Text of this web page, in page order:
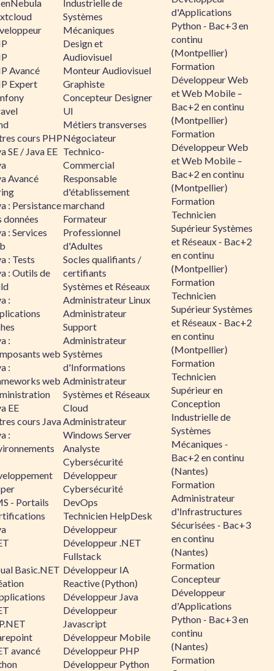
Avancé
Expert
cours PHP
SE / Java EE
Avancé
: Persistance
données
: Services
: Tests
: Outils de
:
:
web
:
web
EE
cours Java
:
- Portails
Basic.NET
avancé
Industrielle de
Systèmes
Mécaniques
Design et
Audiovisuel
Monteur Audiovisuel
Graphiste
Concepteur Designer
UI
Métiers transverses
Négociateur
Technico-
Commercial
Responsable
d'établissement
marchand
Formateur
Professionnel
d'Adultes
Socles qualifiants /
certifiants
Systèmes et Réseaux
Administrateur Linux
Administrateur
Support
Administrateur
Systèmes
d'Informations
Administrateur
Systèmes et Réseaux
Cloud
Administrateur
Windows Server
Analyste
Cybersécurité
Développeur
Cybersécurité
DevOps
Technicien HelpDesk
Développeur
Développeur .NET
Fullstack
Développeur IA
Reactive (Python)
Développeur Java
Développeur
Javascript
Développeur Mobile
Développeur PHP
Développeur Python
d'Applications
Python - Bac+3 en
continu
(Montpellier)
Formation
Développeur Web
et Web Mobile –
Bac+2 en continu
(Montpellier)
Formation
Développeur Web
et Web Mobile –
Bac+2 en continu
(Montpellier)
Formation
Technicien
Supérieur Systèmes
et Réseaux - Bac+2
en continu
(Montpellier)
Formation
Technicien
Supérieur Systèmes
et Réseaux - Bac+2
en continu
(Montpellier)
Formation
Technicien
Supérieur en
Conception
Industrielle de
Systèmes
Mécaniques -
Bac+2 en continu
(Nantes)
Formation
Administrateur
d'Infrastructures
Sécurisées - Bac+3
en continu
(Nantes)
Formation
Concepteur
Développeur
d'Applications
Python - Bac+3 en
continu
(Nantes)
Formation